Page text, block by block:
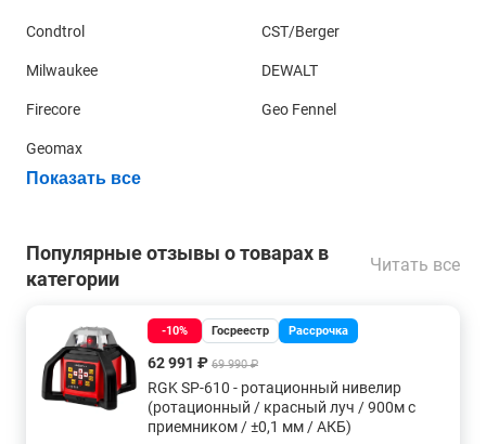
Condtrol CST/Berger
Milwaukee DEWALT
Firecore Geo Fennel
Geomax
Показать все
Популярные отзывы о товарах в
категории
Читать все
-10% Госреестр Рассрочка
62 991 ₽ 69 990 ₽
RGK SP-610 - ротационный нивелир
(ротационный / красный луч / 900м с
приемником / ±0,1 мм / АКБ)